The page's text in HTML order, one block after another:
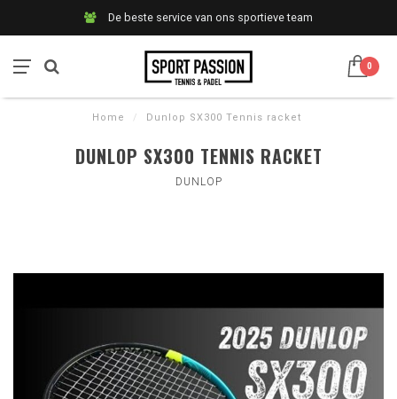
De beste service van ons sportieve team
0
Home / Dunlop SX300 Tennis racket
DUNLOP SX300 TENNIS RACKET
DUNLOP